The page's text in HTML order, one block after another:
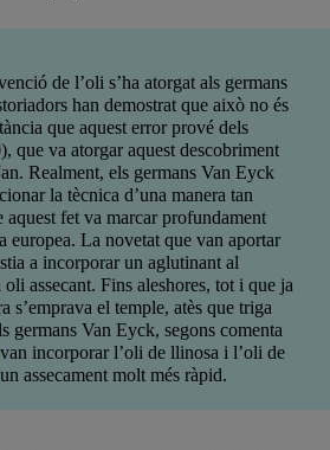
de l’oli s’ha atorgat als germans
han demostrat que això no és
que aquest error prové dels
que va atorgar aquest descobriment
Realment, els germans Van Eyck
la tècnica d’una manera tan
aquest fet va marcar profundament
europea. La novetat que van aportar
a incorporar un aglutinant al
assecant. Fins aleshores, tot i que ja
s’emprava el temple, atès que triga
germans Van Eyck, segons comenta
incorporar l’oli de llinosa i l’oli de
assecament molt més ràpid.